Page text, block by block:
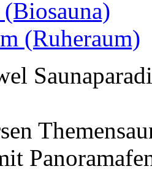
(Ruheraum)